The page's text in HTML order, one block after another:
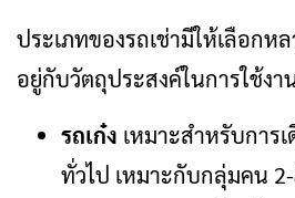
ประเภทของรถเช่ามีให้เลือก
อยู่กับวัตถุประสงค์ในการใช้งา
รถเก๋ง เหมาะสำหรับการ
ทั่วไป เหมาะกับกลุ่มคน